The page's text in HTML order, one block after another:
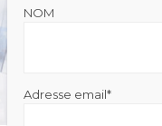
NOM
Adresse email*